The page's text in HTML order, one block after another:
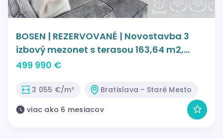
BOSEN | REZERVOVANÉ | Novostavba 3
izbový mezonet s terasou 163,64 m2,
Bratislava - m.č. Staré Mesto
499 990 €
3 055 €/m²
Bratislava - Staré Mesto
viac ako 6 mesiacov